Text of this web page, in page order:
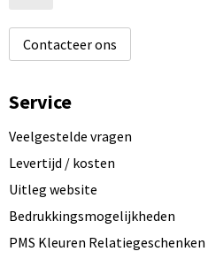
Contacteer ons
Service
Veelgestelde vragen
Levertijd / kosten
Uitleg website
Bedrukkingsmogelijkheden
PMS Kleuren Relatiegeschenken